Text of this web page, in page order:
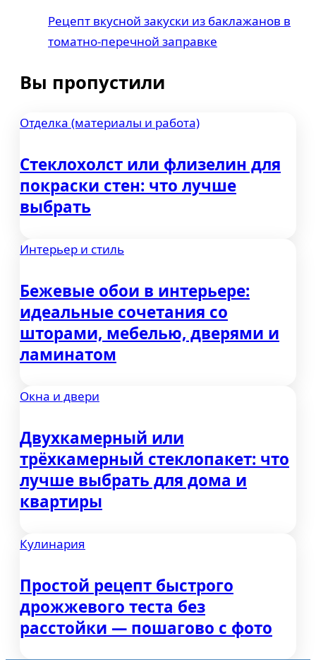
Рецепт вкусной закуски из баклажанов в
томатно-перечной заправке
Вы пропустили
Отделка (материалы и работа)
Стеклохолст или флизелин для
покраски стен: что лучше
выбрать
Интерьер и стиль
Бежевые обои в интерьере:
идеальные сочетания со
шторами, мебелью, дверями и
ламинатом
Окна и двери
Двухкамерный или
трёхкамерный стеклопакет: что
лучше выбрать для дома и
квартиры
Кулинария
Простой рецепт быстрого
дрожжевого теста без
расстойки — пошагово с фото